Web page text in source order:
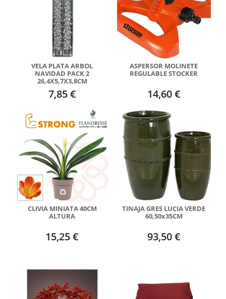
VELA PLATA ARBOL
NAVIDAD PACK 2
26,4X5,7X3,8CM
7,85 €
ASPERSOR MOLINETE
REGULABLE STOCKER
14,60 €
CLIVIA MINIATA 40CM
ALTURA
15,25 €
TINAJA GRES LUCIA VERDE
60,50x35CM
93,50 €